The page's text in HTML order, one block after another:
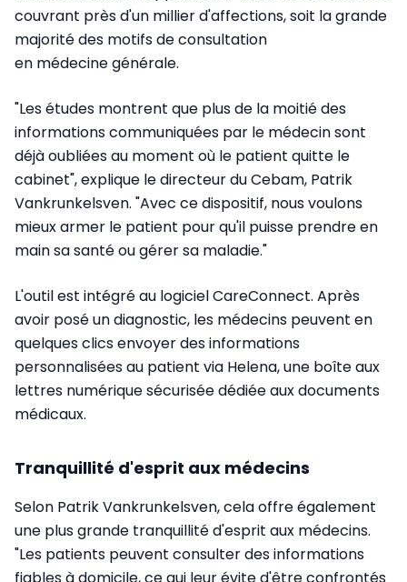
couvrant près d'un millier d'affections, soit la grande
majorité des motifs de consultation
en médecine générale.
"Les études montrent que plus de la moitié des
informations communiquées par le médecin sont
déjà oubliées au moment où le patient quitte le
cabinet", explique le directeur du Cebam, Patrik
Vankrunkelsven. "Avec ce dispositif, nous voulons
mieux armer le patient pour qu'il puisse prendre en
main sa santé ou gérer sa maladie."
L'outil est intégré au logiciel CareConnect. Après
avoir posé un diagnostic, les médecins peuvent en
quelques clics envoyer des informations
personnalisées au patient via Helena, une boîte aux
lettres numérique sécurisée dédiée aux documents
médicaux.
Tranquillité d'esprit aux médecins
Selon Patrik Vankrunkelsven, cela offre également
une plus grande tranquillité d'esprit aux médecins.
"Les patients peuvent consulter des informations
fiables à domicile, ce qui leur évite d'être confrontés